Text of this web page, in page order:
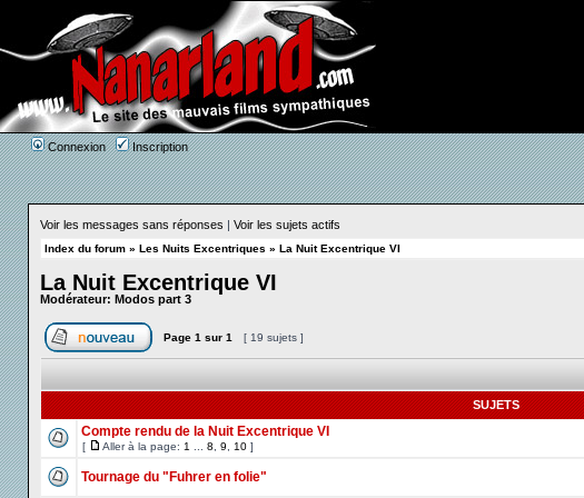
Connexion Inscription
Voir les messages sans réponses | Voir les sujets actifs
Index du forum » Les Nuits Excentriques » La Nuit Excentrique VI
La Nuit Excentrique VI
Modérateur: Modos part 3
Page 1 sur 1 [ 19 sujets ]
SUJETS
Compte rendu de la Nuit Excentrique VI
[ Aller à la page: 1 8 9 10 ]
Tournage du "Fuhrer en folie"